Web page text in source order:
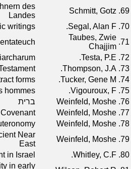
69.
Schmitt, Gotz
des
Landes
70.
Segal, Alan F.
writings
71.
Taubes, Zwie
Chajjim
72.
Testa, P.E.
73.
Thompson, J.A.
74.
Tucker, Gene M.
forms
75.
Vigouroux, F.
hommes
76.
Weinfeld, Moshe ברית
77.
Weinfeld, Moshe
Covenant
78.
Weinfeld, Moshe
79.
Weinfeld, Moshe
Near
East
80.
Whitley, C.F.
in Israel
in early